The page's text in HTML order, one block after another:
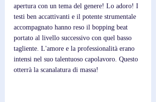
apertura con un tema del genere! Lo adoro! I
testi ben accattivanti e il potente strumentale
accompagnato hanno reso il bopping beat
portato al livello successivo con quel basso
tagliente. L'amore e la professionalità erano
intensi nel suo talentuoso capolavoro. Questo
otterrà la scanalatura di massa!